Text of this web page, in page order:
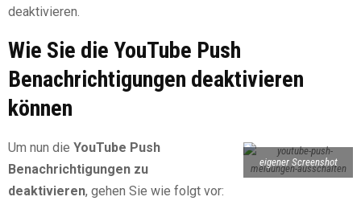
deaktivieren.
Wie Sie die YouTube Push
Benachrichtigungen deaktivieren
können
eigener Screenshot
Um nun die YouTube Push
Benachrichtigungen zu
deaktivieren, gehen Sie wie folgt vor: